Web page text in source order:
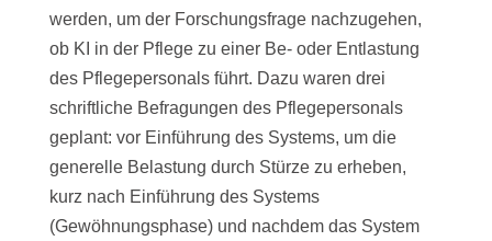
werden, um der Forschungsfrage nachzugehen,
ob KI in der Pflege zu einer Be- oder Entlastung
des Pflegepersonals führt. Dazu waren drei
schriftliche Befragungen des Pflegepersonals
geplant: vor Einführung des Systems, um die
generelle Belastung durch Stürze zu erheben,
kurz nach Einführung des Systems
(Gewöhnungsphase) und nachdem das System